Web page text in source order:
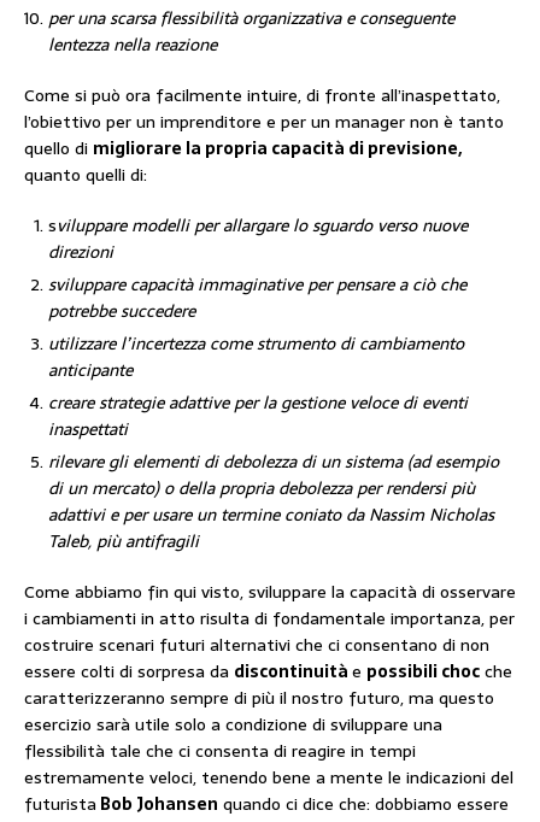
per una scarsa flessibilità organizzativa e conseguente
lentezza nella reazione
Come si può ora facilmente intuire, di fronte all’inaspettato,
l’obiettivo per un imprenditore e per un manager non è tanto
quello di migliorare la propria capacità di previsione,
quanto quelli di:
sviluppare modelli per allargare lo sguardo verso nuove
direzioni
sviluppare capacità immaginative per pensare a ciò che
potrebbe succedere
utilizzare l’incertezza come strumento di cambiamento
anticipante
creare strategie adattive per la gestione veloce di eventi
inaspettati
rilevare gli elementi di debolezza di un sistema (ad esempio
di un mercato) o della propria debolezza per rendersi più
adattivi e per usare un termine coniato da Nassim Nicholas
Taleb, più antifragili
Come abbiamo fin qui visto, sviluppare la capacità di osservare
i cambiamenti in atto risulta di fondamentale importanza, per
costruire scenari futuri alternativi che ci consentano di non
essere colti di sorpresa da discontinuitàe possibili chocche
caratterizzeranno sempre di più il nostro futuro, ma questo
esercizio sarà utile solo a condizione di sviluppare una
flessibilità tale che ci consenta di reagire in tempi
estremamente veloci, tenendo bene a mente le indicazioni del
futurista Bob Johansen quando ci dice che: dobbiamo essere